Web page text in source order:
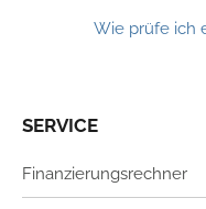
Wie prüfe ich
SERVICE
Finanzierungsrechner